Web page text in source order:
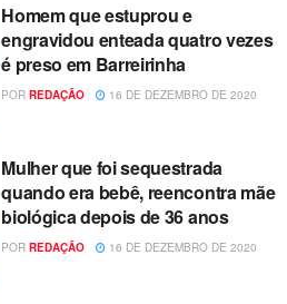
Homem que estuprou e
engravidou enteada quatro vezes
é preso em Barreirinha
POR REDAÇÃO 16 DE DEZEMBRO DE 2020
Mulher que foi sequestrada
quando era bebê, reencontra mãe
biológica depois de 36 anos
POR REDAÇÃO 16 DE DEZEMBRO DE 2020